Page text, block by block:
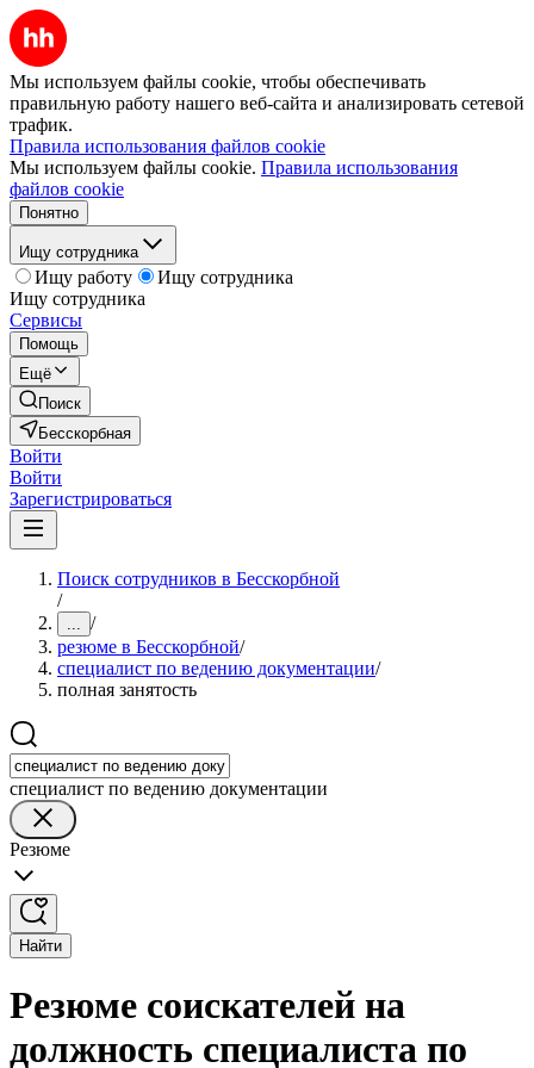
Мы используем файлы cookie, чтобы обеспечивать
правильную работу нашего веб-сайта и анализировать сетевой
трафик.
Правила использования файлов cookie
Мы используем файлы cookie. Правила использования
файлов cookie
Понятно
Ищу сотрудника
Ищу работу
Ищу сотрудника
Ищу сотрудника
Сервисы
Помощь
Ещё
Поиск
Бесскорбная
Войти
Войти
Зарегистрироваться
Поиск сотрудников в Бесскорбной
/
... /
резюме в Бесскорбной/
специалист по ведению документации/
полная занятость
специалист по ведению документации
Резюме
Найти
Резюме соискателей на
должность специалиста по